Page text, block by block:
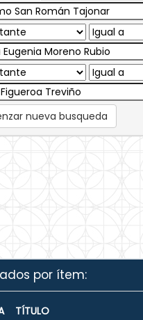
nueva busqueda
por ítem:
TÍTULO